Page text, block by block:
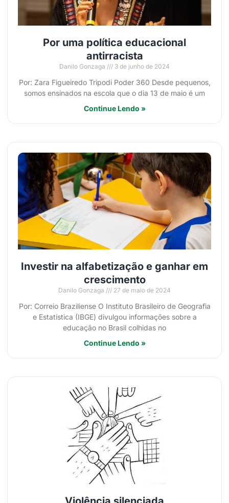
Por uma política educacional
antirracista
Danilo Gonzaga 3 de junho de 2024
Por: Zara Figueiredo Tripodi Poder 360 Desde pequenos,
somos ensinados na escola que o dia 13 de maio é um
Continue Lendo »
Investir na alfabetização e ganhar em
crescimento
Danilo Gonzaga 27 de maio de 2024
Por: Correio Braziliense O Instituto Brasileiro de Geografia
e Estatística (IBGE) divulgou informações sobre a
educação no Brasil colhidas no
Continue Lendo »